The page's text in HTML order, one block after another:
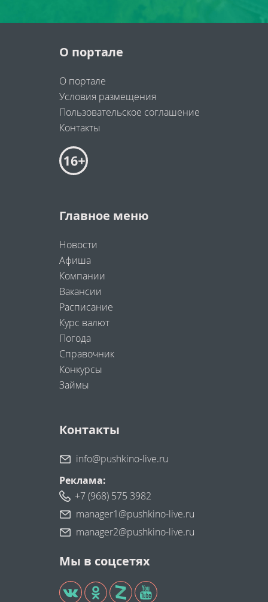
О портале
О портале
Условия размещения
Пользовательское соглашение
Контакты
Главное меню
Новости
Афиша
Компании
Вакансии
Расписание
Курс валют
Погода
Справочник
Конкурсы
Займы
Контакты
info@pushkino-live.ru
Реклама:
+7 (968) 575 3982
manager1@pushkino-live.ru
manager2@pushkino-live.ru
Мы в соцсетях